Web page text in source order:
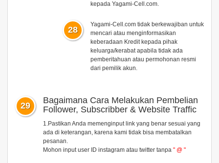
kepada Yagami-Cell.com.
28
Yagami-Cell.com tidak berkewajiban untuk
mencari atau menginformasikan
keberadaan Kredit kepada pihak
keluarga/kerabat apabila tidak ada
pemberitahuan atau permohonan resmi
dari pemilik akun.
29
Bagaimana Cara Melakukan Pembelian
Follower, Subscribber & Website Traffic
1.Pastikan Anda memenginput link yang benar sesuai yang
ada di keterangan, karena kami tidak bisa membatalkan
pesanan.
Mohon input user ID instagram atau twitter tanpa " @ "